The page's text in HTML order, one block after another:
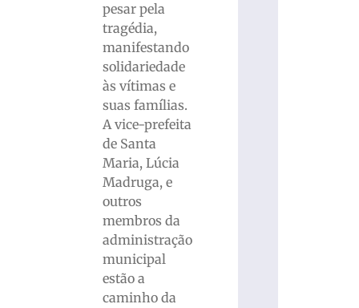
pesar pela
tragédia,
manifestando
solidariedade
às vítimas e
suas famílias.
A vice-prefeita
de Santa
Maria, Lúcia
Madruga, e
outros
membros da
administração
municipal
estão a
caminho da